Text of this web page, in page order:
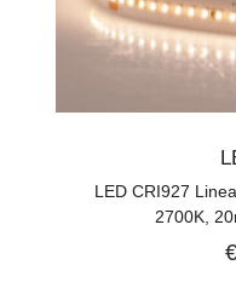
LED CRI927
2700K,